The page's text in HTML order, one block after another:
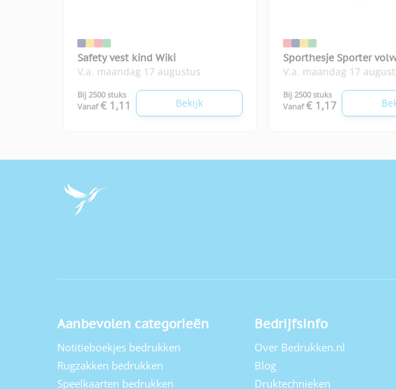
Safety vest kind Wiki
V.a. maandag 17 augustus
Bij 2500 stuks
Vanaf € 1,11 Bekijk
Sporthesje Sporter
V.a. maandag 17
Bij 2500 stuks
Vanaf € 1,17
Aanbevolen categorieën
Notitieboekjes bedrukken
Rugzakken bedrukken
Speelkaarten bedrukken
Bedrijfsinfo
Over Bedrukken.nl
Blog
Druktechnieken